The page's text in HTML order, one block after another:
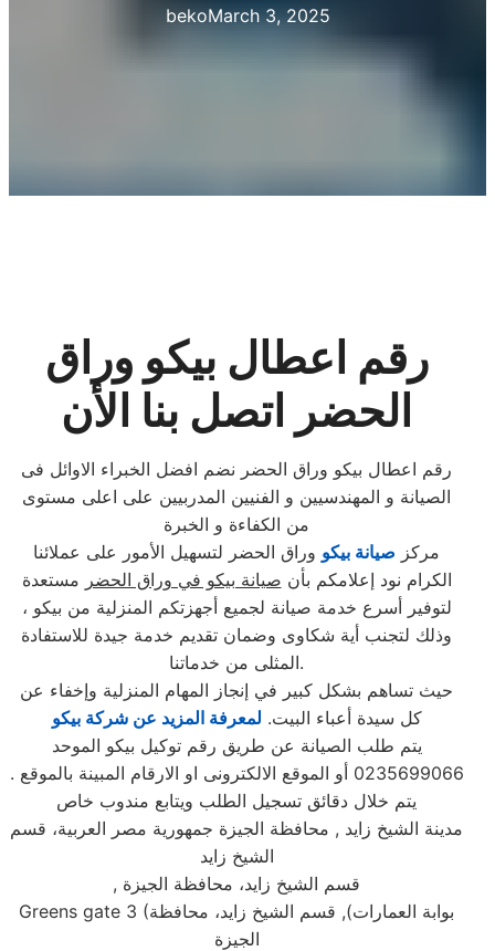
bekoMarch 3, 2025
رقم اعطال بيكو وراق
الحضر اتصل بنا الأن
رقم اعطال بيكو وراق الحضر نضم افضل الخبراء الاوائل فى
الصيانة و المهندسيين و الفنيين المدربيين على اعلى مستوى
من الكفاءة و الخبرة
مركز صيانة بيكو وراق الحضر لتسهيل الأمور على عملائنا
الكرام نود إعلامكم بأن صيانة بيكو في وراق الحضر مستعدة
لتوفير أسرع خدمة صيانة لجميع أجهزتكم المنزلية من بيكو ،
وذلك لتجنب أية شكاوى وضمان تقديم خدمة جيدة للاستفادة
المثلى من خدماتنا.
حيث تساهم بشكل كبير في إنجاز المهام المنزلية وإخفاء عن
كل سيدة أعباء البيت. لمعرفة المزيد عن شركة بيكو
يتم طلب الصيانة عن طريق رقم توكيل بيكو الموحد
0235699066 أو الموقع الالكترونى او الارقام المبينة بالموقع .
يتم خلال دقائق تسجيل الطلب ويتابع مندوب خاص
مدينة الشيخ زايد , محافظة الجيزة جمهورية مصر العربية، قسم
الشيخ زايد
, قسم الشيخ زايد، محافظة الجيزة
Greens gate 3 (بوابة العمارات), قسم الشيخ زايد، محافظة
الجيزة